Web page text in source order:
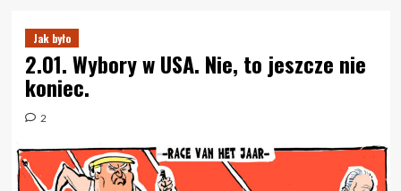
Jak było
2.01. Wybory w USA. Nie, to jeszcze nie
koniec.
2